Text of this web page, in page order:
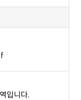
입니다.